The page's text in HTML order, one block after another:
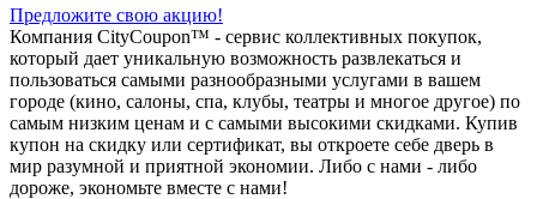
Предложите свою акцию!
Компания CityCoupon™ - сервис коллективных покупок,
который дает уникальную возможность развлекаться и
пользоваться самыми разнообразными услугами в вашем
городе (кино, салоны, спа, клубы, театры и многое другое) по
самым низким ценам и с самыми высокими скидками. Купив
купон на скидку или сертификат, вы откроете себе дверь в
мир разумной и приятной экономии. Либо с нами - либо
дороже, экономьте вместе с нами!